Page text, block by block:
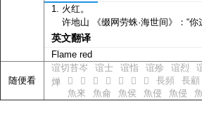
火红。
许地山 《缀网劳蛛·海世间》：“
英文翻译
Flame red
随便看
谊切苔岑 谊士 谊恉 谊殄 谊烈
𬊤
𬊥 𬊦 𬊧 𬊨 𬊩 𬊪 𬊫 長頻 長顧
魚來
魚侖 魚侯 魚侵 魚侵